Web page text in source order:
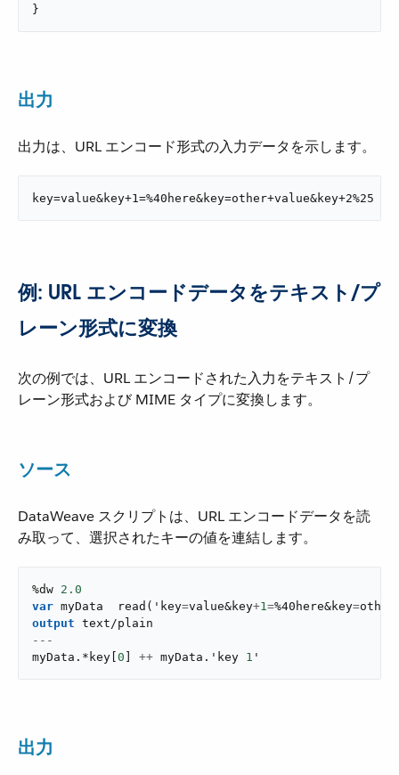
}
出力
出力は、URL エンコード形式の入力データを示します。
key=value&key+1=%40here&key=other+value&key+2%25
例: URL エンコードデータをテキスト/プ
レーン形式に変換
次の例では、URL エンコードされた入力をテキスト/プ
レーン形式および MIME タイプに変換します。
ソース
DataWeave スクリプトは、URL エンコードデータを読
み取って、選択されたキーの値を連結します。
%dw 2.0
var myData read ( 'key=value&key+1=%40here&key=other
output text/plain
---
myData . *key 0 ++ myData . 'key 1 '
出力